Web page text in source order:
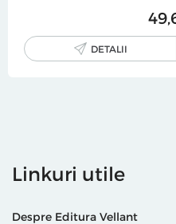
49
DETALII
Linkuri utile
Despre Editura Vellant